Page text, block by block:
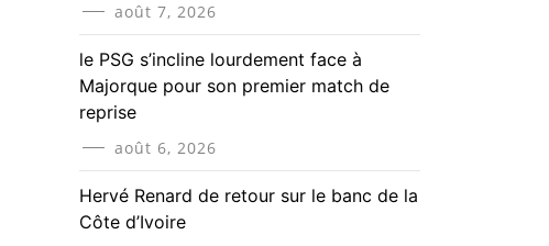
août 7, 2026
le PSG s’incline lourdement face à
Majorque pour son premier match de
reprise
août 6, 2026
Hervé Renard de retour sur le banc de la
Côte d’Ivoire